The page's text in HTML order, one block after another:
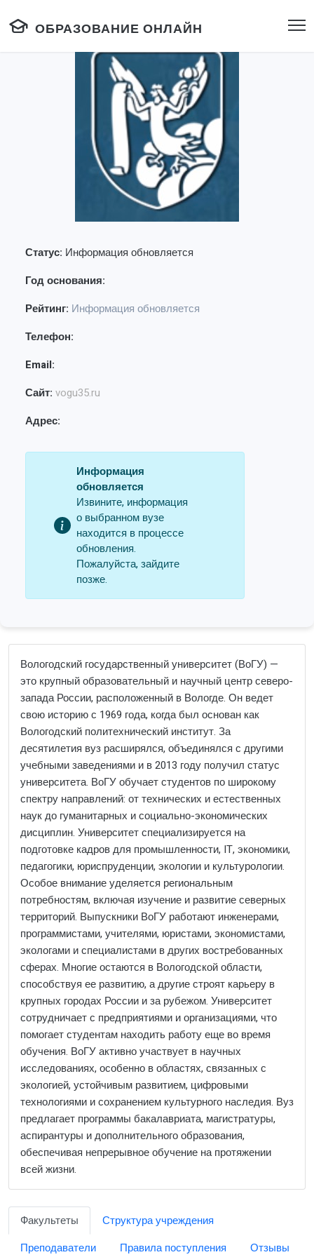
ОБРАЗОВАНИЕ ОНЛАЙН
Статус: Информация обновляется
Год основания:
Рейтинг: Информация обновляется
Телефон:
Email:
Сайт: vogu35.ru
Адрес:
Информация
обновляется
Извините, информация
о выбранном вузе
находится в процессе
обновления.
Пожалуйста, зайдите
позже.
Вологодский государственный университет (ВоГУ) —
это крупный образовательный и научный центр северо-
запада России, расположенный в Вологде. Он ведет
свою историю с 1969 года, когда был основан как
Вологодский политехнический институт. За
десятилетия вуз расширялся, объединялся с другими
учебными заведениями и в 2013 году получил статус
университета. ВоГУ обучает студентов по широкому
спектру направлений: от технических и естественных
наук до гуманитарных и социально-экономических
дисциплин. Университет специализируется на
подготовке кадров для промышленности, IT, экономики,
педагогики, юриспруденции, экологии и культурологии.
Особое внимание уделяется региональным
потребностям, включая изучение и развитие северных
территорий. Выпускники ВоГУ работают инженерами,
программистами, учителями, юристами, экономистами,
экологами и специалистами в других востребованных
сферах. Многие остаются в Вологодской области,
способствуя ее развитию, а другие строят карьеру в
крупных городах России и за рубежом. Университет
сотрудничает с предприятиями и организациями, что
помогает студентам находить работу еще во время
обучения. ВоГУ активно участвует в научных
исследованиях, особенно в областях, связанных с
экологией, устойчивым развитием, цифровыми
технологиями и сохранением культурного наследия. Вуз
предлагает программы бакалавриата, магистратуры,
аспирантуры и дополнительного образования,
обеспечивая непрерывное обучение на протяжении
всей жизни.
Факультеты
Структура учреждения
Преподаватели
Правила поступления Отзывы